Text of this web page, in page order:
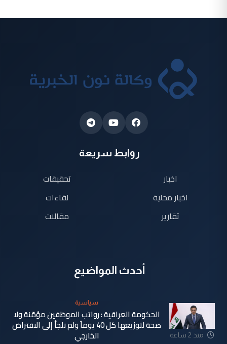
روابط سريعة
اخبار
اخبار محلية
تقارير
تحقيقات
لقاءات
مقالات
أحدث المواضيع
منذ 2 ساعة
سياسية
الحكومة العراقية : رواتب الموظفين مؤمّنة ولا
صحة لتوزيعها كل 40 يوماً ولم نلجأ إلى الاقتراض
الخارجي